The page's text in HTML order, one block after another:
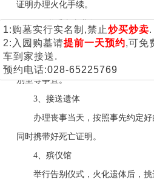
1:购墓实行实名制,禁止炒买炒卖.
2:入园购墓请提前一天预约,可免
车到家接送.
预约电话:028-65225769
证明办理火化手续。
2、联系丧事业务
家属去人或打电话与殡仪服务
此项业务），确定办丧事的时间，
别室等事宜。
3、接送遗体
办理丧事当天，按照事先约定
同时携带好死亡证明。
4、殡仪馆
举行告别仪式，火化遗体后，